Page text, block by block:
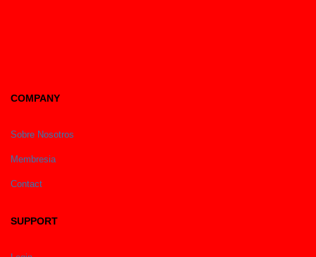
COMPANY
Sobre Nosotros
Membresia
Contact
SUPPORT